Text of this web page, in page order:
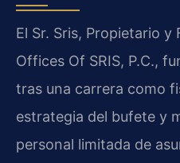
El Sr. Sris, Propietario y
Offices Of SRIS, P.C.,
tras una carrera como
estrategia del bufete y
personal limitada de